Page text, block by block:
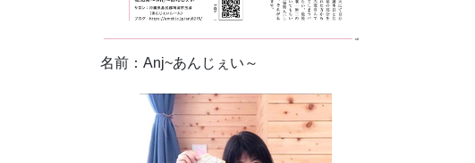
名前：Anj~あんじぇい～